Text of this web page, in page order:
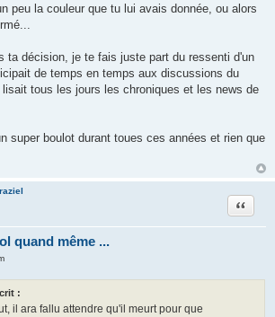
peu la couleur que tu lui avais donnée, ou alors
ta décision, je te fais juste part du ressenti d'un
de temps en temps aux discussions du
tous les jours les chroniques et les news de
super boulot durant toues ces années et rien que
raziel
quand même ...
Citer
:
il ara fallu attendre qu'il meurt pour que